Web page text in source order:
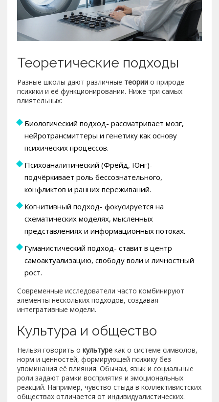
Теоретические подходы
Разные школы дают различные теории о природе
психики и её функционировании. Ниже три самых
влиятельных:
Биологический подход- рассматривает мозг,
нейротрансмиттеры и генетику как основу
психических процессов.
Психоаналитический (Фрейд, Юнг)-
подчёркивает роль бессознательного,
конфликтов и ранних переживаний.
Когнитивный подход- фокусируется на
схематических моделях, мысленных
представлениях и информационных потоках.
Гуманистический подход- ставит в центр
самоактуализацию, свободу воли и личностный
рост.
Современные исследователи часто комбинируют
элементы нескольких подходов, создавая
интегративные модели.
Культура и общество
Нельзя говорить о культуре как о системе символов,
норм и ценностей, формирующей психику без
упоминания её влияния. Обычаи, язык и социальные
роли задают рамки восприятия и эмоциональных
реакций. Например, чувство стыда в коллективистских
обществах отличается от индивидуалистических.